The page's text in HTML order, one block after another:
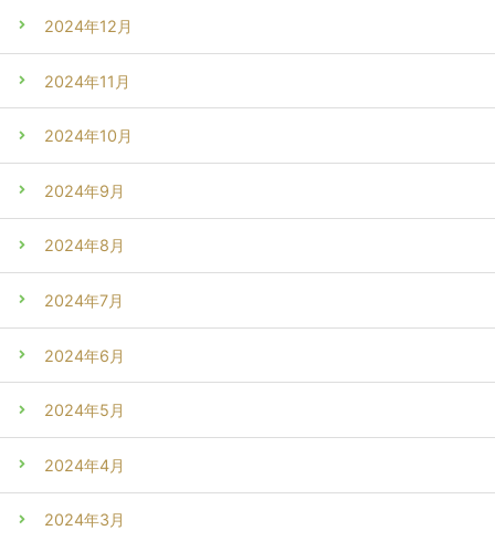
2024年12月
2024年11月
2024年10月
2024年9月
2024年8月
2024年7月
2024年6月
2024年5月
2024年4月
2024年3月